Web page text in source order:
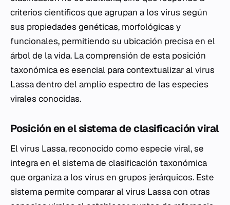
criterios científicos que agrupan a los virus según
sus propiedades genéticas, morfológicas y
funcionales, permitiendo su ubicación precisa en el
árbol de la vida. La comprensión de esta posición
taxonómica es esencial para contextualizar al virus
Lassa dentro del amplio espectro de las especies
virales conocidas.
Posición en el sistema de clasificación viral
El virus Lassa, reconocido como especie viral, se
integra en el sistema de clasificación taxonómica
que organiza a los virus en grupos jerárquicos. Este
sistema permite comparar al virus Lassa con otras